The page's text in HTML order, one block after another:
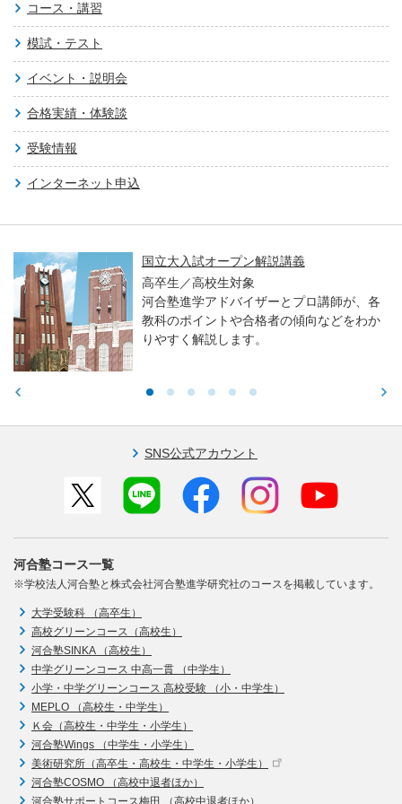
コース・講習
模試・テスト
イベント・説明会
合格実績・体験談
受験情報
インターネット申込
国立大入試オープン解説講義
高卒生／高校生対象
河合塾進学アドバイザーとプロ講師が、各
教科のポイントや合格者の傾向などをわか
りやすく解説します。
SNS公式アカウント
河合塾コース一覧
※学校法人河合塾と株式会社河合塾進学研究社のコースを掲載しています。
大学受験科 （高卒生）
高校グリーンコース（高校生）
河合塾SINKA （高校生）
中学グリーンコース 中高一貫 （中学生）
小学・中学グリーンコース 高校受験 （小・中学生）
MEPLO （高校生・中学生）
Ｋ会（高校生・中学生・小学生）
河合塾Wings （中学生・小学生）
美術研究所（高卒生・高校生・中学生・小学生）
河合塾COSMO （高校中退者ほか）
河合塾サポートコース梅田 （高校中退者ほか）